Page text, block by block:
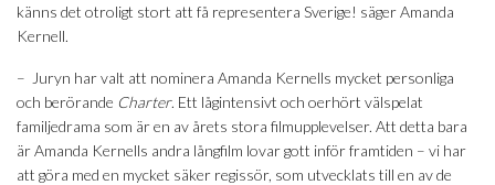
känns det otroligt stort att få representera Sverige! säger Amanda
Kernell.
– Juryn har valt att nominera Amanda Kernells mycket personliga
och berörande Charter. Ett lågintensivt och oerhört välspelat
familjedrama som är en av årets stora filmupplevelser. Att detta bara
är Amanda Kernells andra långfilm lovar gott inför framtiden – vi har
att göra med en mycket säker regissör, som utvecklats till en av de